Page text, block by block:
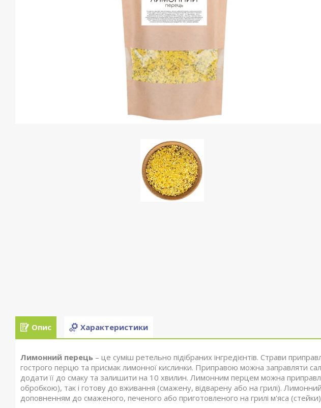
Опис Характеристики
Лимонний перець – це суміш ретельно підібраних інгредієнтів. Страви
гострого перцю та присмак лимонної кислинки. Приправою можна заправляти
додати її до смаку та залишити на 10 хвилин. Лимонним перцем можна
обробкою), так і готову до вживання (смажену, відварену або на грилі).
доповненням до смаженого, печеного або приготовленого на грилі м'яса